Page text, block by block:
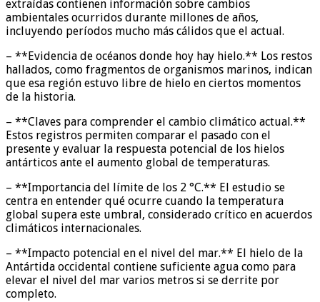
extraídas contienen información sobre cambios
ambientales ocurridos durante millones de años,
incluyendo períodos mucho más cálidos que el actual.
– **Evidencia de océanos donde hoy hay hielo.** Los restos
hallados, como fragmentos de organismos marinos, indican
que esa región estuvo libre de hielo en ciertos momentos
de la historia.
– **Claves para comprender el cambio climático actual.**
Estos registros permiten comparar el pasado con el
presente y evaluar la respuesta potencial de los hielos
antárticos ante el aumento global de temperaturas.
– **Importancia del límite de los 2 °C.** El estudio se
centra en entender qué ocurre cuando la temperatura
global supera este umbral, considerado crítico en acuerdos
climáticos internacionales.
– **Impacto potencial en el nivel del mar.** El hielo de la
Antártida occidental contiene suficiente agua como para
elevar el nivel del mar varios metros si se derrite por
completo.